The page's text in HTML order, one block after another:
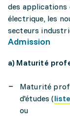
des applications
électrique, les
secteurs
Admission
a) Maturité
Maturité
d'études (
ou